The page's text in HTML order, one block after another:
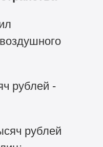
рублей -
рублей